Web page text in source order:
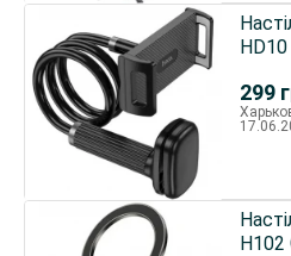
299
H102